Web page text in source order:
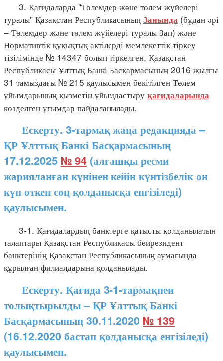
3. Қағидаларда "Төлемдер және төлем жүйелері
туралы" Қазақстан Республикасының Занында (бұдан әрі
– Төлемдер және төлем жүйелері туралы Заң) және
Нормативтік құқықтық актілерді мемлекеттік тіркеу
тізілімінде № 14347 болып тіркелген, Қазақстан
Республикасы Ұлттық Банкі Басқармасының 2016 жылғы
31 тамыздағы № 215 қаулысымен бекітілген Төлем
ұйымдарының қызметін ұйымдастыру қағидаларында
көзделген ұғымдар пайдаланылады.
Ескерту. 3-тармақ жаңа редакцияда –
ҚР Ұлттық Банкі Басқармасының
17.12.2025 № 94 (алғашқы ресми
жарияланған күнінен кейін күнтізбелік он
күн өткен соң қолданысқа енгізіледі)
қаулысымен.
3-1. Қағидалардың банктерге қатысты қолданылатын
талаптары Қазақстан Республикасы бейрезидент
банктерінің Қазақстан Республикасының аумағында
құрылған филиалдарына қолданылады.
Ескерту. Қағида 3-1-тармақпен
толықтырылды – ҚР Ұлттық Банкі
Басқармасының 30.11.2020 № 139
(16.12.2020 бастап қолданысқа енгізіледі)
қаулысымен.